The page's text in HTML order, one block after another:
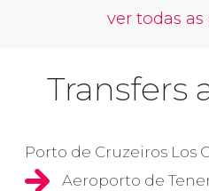
ver todas
Transfers
Porto de Cruzeiros Los
Aeroporto de